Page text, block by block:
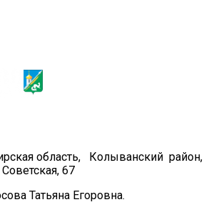
область, Колыванский район,
67
Татьяна Егоровна.